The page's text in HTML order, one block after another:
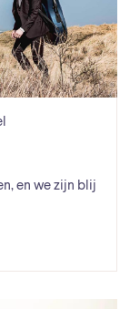
en we zijn blij